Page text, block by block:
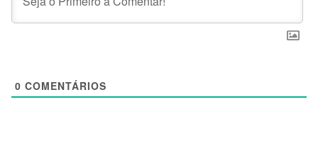
0 COMENTÁRIOS